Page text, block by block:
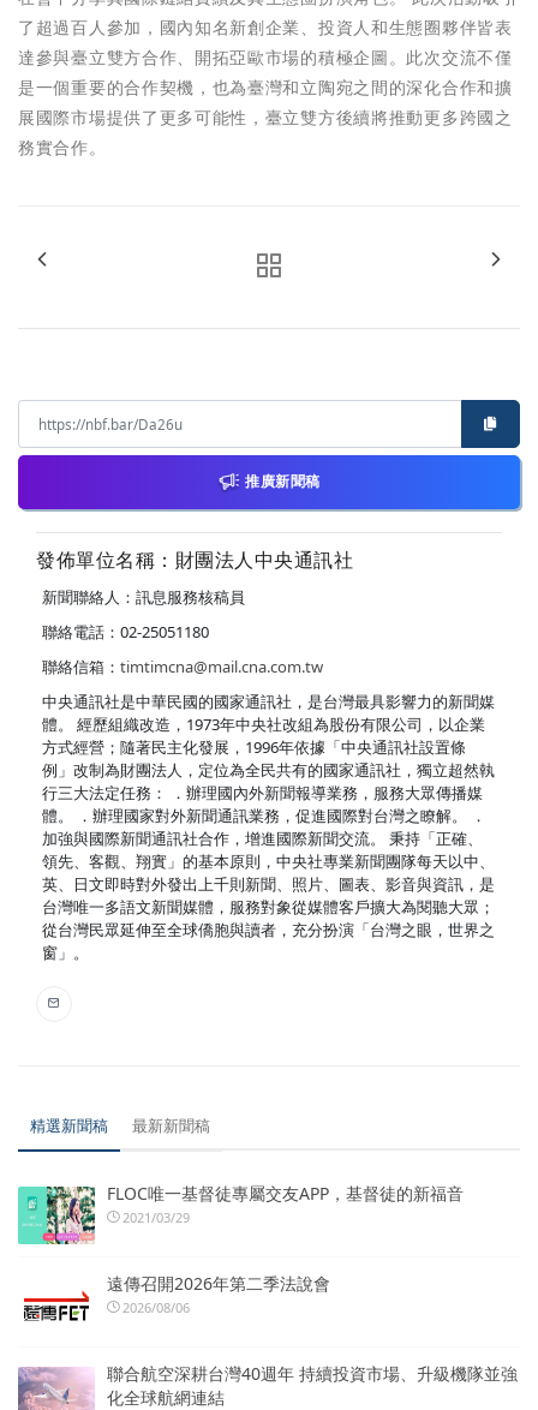
了超過百人參加，國內知名新創企業、投資人和生態圈夥伴皆表
達參與臺立雙方合作、開拓亞歐市場的積極企圖。此次交流不僅
是一個重要的合作契機，也為臺灣和立陶宛之間的深化合作和擴
展國際市場提供了更多可能性，臺立雙方後續將推動更多跨國之
務實合作。
推廣新聞稿
發佈單位名稱：財團法人中央通訊社
新聞聯絡人：訊息服務核稿員
聯絡電話：02-25051180
聯絡信箱： timtimcna@mail.cna.com.tw
中央通訊社是中華民國的國家通訊社，是台灣最具影響力的新聞媒
體。 經歷組織改造，1973年中央社改組為股份有限公司，以企業
方式經營；隨著民主化發展，1996年依據「中央通訊社設置條
例」改制為財團法人，定位為全民共有的國家通訊社，獨立超然執
行三大法定任務： ．辦理國內外新聞報導業務，服務大眾傳播媒
體。 ．辦理國家對外新聞通訊業務，促進國際對台灣之瞭解。 ．
加強與國際新聞通訊社合作，增進國際新聞交流。 秉持「正確、
領先、客觀、翔實」的基本原則，中央社專業新聞團隊每天以中、
英、日文即時對外發出上千則新聞、照片、圖表、影音與資訊，是
台灣唯一多語文新聞媒體，服務對象從媒體客戶擴大為閱聽大眾；
從台灣民眾延伸至全球僑胞與讀者，充分扮演「台灣之眼，世界之
窗」。
精選新聞稿 最新新聞稿
FLOC唯一基督徒專屬交友APP，基督徒的新福音
2021/03/29
遠傳召開2026年第二季法說會
2026/08/06
聯合航空深耕台灣40週年 持續投資市場、升級機隊並強
化全球航網連結